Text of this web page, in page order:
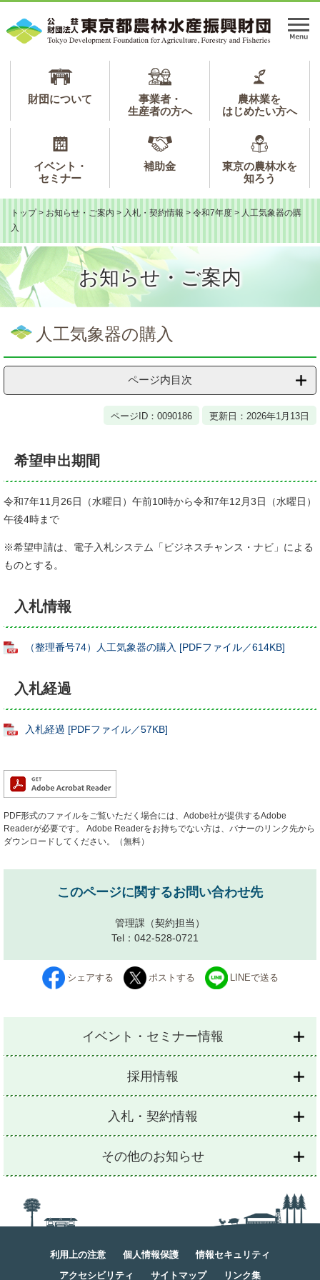
ジ
ュ
メ
財団について
事業者・
生産者の方へ
農林業を
はじめたい方へ
イベント・
セミナー
補助金
東京の農林水を
知ろう
トップ > お知らせ・ご案内 > 入札・契約情報 > 令和7年度 > 人工気象器の購
入
お知らせ・ご案内
文
人工気象器の購入
ページ内目次
ページID：0090186 更新日：2026年1月13日
希望申出期間
令和7年11月26日（水曜日）午前10時から令和7年12月3日（水曜日）
午後4時まで
※希望申請は、電子入札システム「ビジネスチャンス・ナビ」による
ものとする。
入札情報
（整理番号74）人工気象器の購入 [PDFファイル／614KB]
入札経過
入札経過 [PDFファイル／57KB]
PDF形式のファイルをご覧いただく場合には、Adobe社が提供するAdobe
Readerが必要です。
Adobe Readerをお持ちでない方は、バナーのリンク先から
ダウンロードしてください。（無料）
このページに関するお問い合わせ先
管理課 （契約担当）
Tel：042-528-0721
シェアする ポストする LINEで送る
イベント・セミナー情報
採用情報
入札・契約情報
その他のお知らせ
利用上の注意 個人情報保護
情報セキュリティ
アクセシビリティ
サイトマップ リンク集